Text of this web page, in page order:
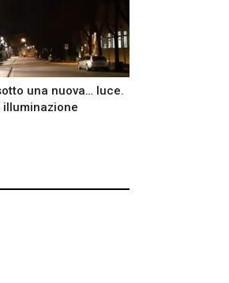
una nuova… luce.
illuminazione